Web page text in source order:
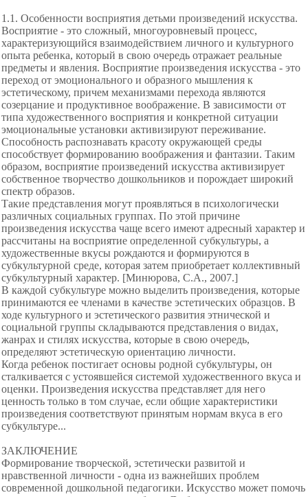
1.1. Особенности восприятия детьми произведений искусства.
Восприятие - это сложный, многоуровневый процесс,
характеризующийся взаимодействием личного и культурного
опыта ребенка, который в свою очередь отражает реальные
предметы и явления. Восприятие произведения искусства - это
переход от эмоционального и образного мышления к
эстетическому, причем механизмами перехода являются
созерцание и продуктивное воображение. В зависимости от
типа художественного восприятия и конкретной ситуации
эмоциональные установки активизируют переживание.
Способность распознавать красоту окружающей среды
способствует формированию воображения и фантазии. Таким
образом, восприятие произведений искусства активизирует
собственное творчество дошкольников и порождает широкий
спектр образов.
Такие представления могут проявляться в психологически
различных социальных группах. По этой причине
произведения искусства чаще всего имеют адресный характер и
рассчитаны на восприятие определенной субкультуры, а
художественные вкусы рождаются и формируются в
субкультурной среде, которая затем приобретает коллективный
субкультурный характер. [Минюрова, С.А., 2007.]
В каждой субкультуре можно выделить произведения, которые
принимаются ее членами в качестве эстетических образцов. В
ходе культурного и эстетического развития этнической и
социальной группы складываются представления о видах,
жанрах и стилях искусства, которые в свою очередь,
определяют эстетическую ориентацию личности.
Когда ребенок постигает основы родной субкультуры, он
сталкивается с устоявшейся системой художественного вкуса и
оценки. Произведения искусства представляет для него
ценность только в том случае, если общие характеристики
произведения соответствуют принятым нормам вкуса в его
субкультуре...
ЗАКЛЮЧЕНИЕ
Формирование творческой, эстетически развитой и
нравственной личности - одна из важнейших проблем
современной дошкольной педагогики. Искусство может помочь